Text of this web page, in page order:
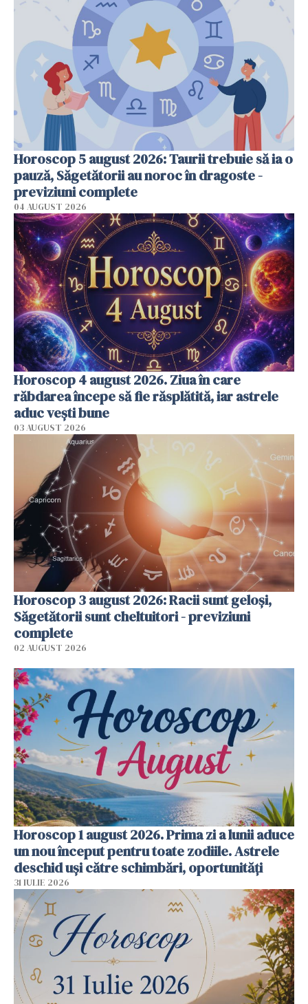
Horoscop 5 august 2026: Taurii trebuie să ia o
pauză, Săgetătorii au noroc în dragoste -
previziuni complete
04 AUGUST 2026
Horoscop 4 august 2026. Ziua în care
răbdarea începe să fie răsplătită, iar astrele
aduc vești bune
03 AUGUST 2026
Horoscop 3 august 2026: Racii sunt geloși,
Săgetătorii sunt cheltuitori - previziuni
complete
02 AUGUST 2026
Horoscop 1 august 2026. Prima zi a lunii aduce
un nou început pentru toate zodiile. Astrele
deschid uși către schimbări, oportunități
31 IULIE 2026